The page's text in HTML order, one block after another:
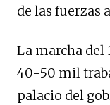
de las fuerzas
La marcha del
40-50 mil
palacio del